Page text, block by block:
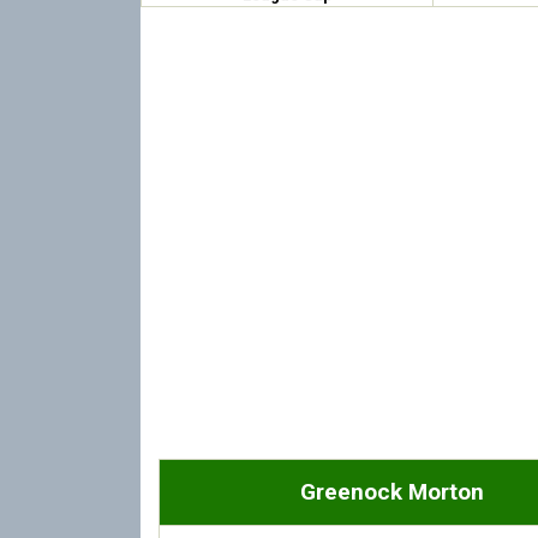
Greenock Morton